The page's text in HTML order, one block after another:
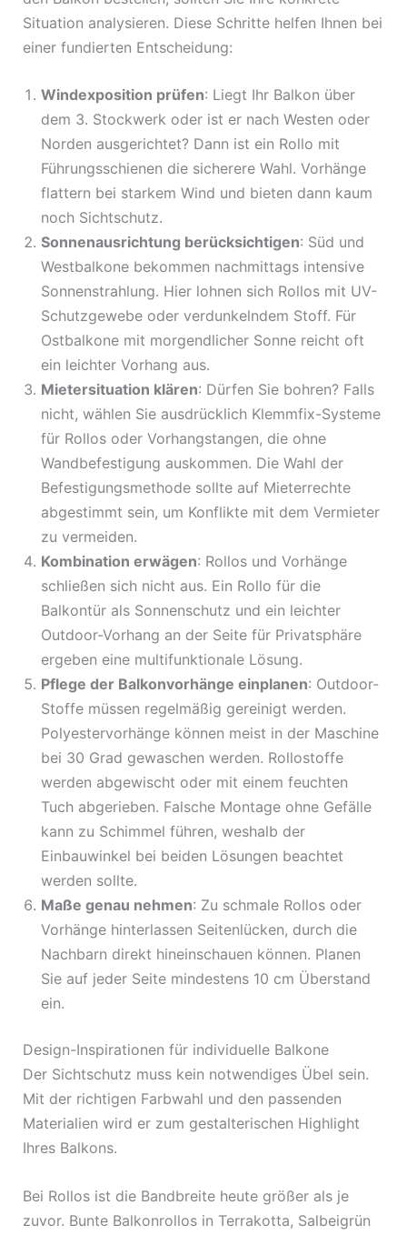
Situation analysieren. Diese Schritte helfen Ihnen bei
einer fundierten Entscheidung:
Windexposition prüfen: Liegt Ihr Balkon über
dem 3. Stockwerk oder ist er nach Westen oder
Norden ausgerichtet? Dann ist ein Rollo mit
Führungsschienen die sicherere Wahl. Vorhänge
flattern bei starkem Wind und bieten dann kaum
noch Sichtschutz.
Sonnenausrichtung berücksichtigen: Süd und
Westbalkone bekommen nachmittags intensive
Sonnenstrahlung. Hier lohnen sich Rollos mit UV-
Schutzgewebe oder verdunkelndem Stoff. Für
Ostbalkone mit morgendlicher Sonne reicht oft
ein leichter Vorhang aus.
Mietersituation klären: Dürfen Sie bohren? Falls
nicht, wählen Sie ausdrücklich Klemmfix-Systeme
für Rollos oder Vorhangstangen, die ohne
Wandbefestigung auskommen. Die Wahl der
Befestigungsmethode sollte auf Mieterrechte
abgestimmt sein, um Konflikte mit dem Vermieter
zu vermeiden.
Kombination erwägen: Rollos und Vorhänge
schließen sich nicht aus. Ein Rollo für die
Balkontür als Sonnenschutz und ein leichter
Outdoor-Vorhang an der Seite für Privatsphäre
ergeben eine multifunktionale Lösung.
Pflege der Balkonvorhänge einplanen: Outdoor-
Stoffe müssen regelmäßig gereinigt werden.
Polyestervorhänge können meist in der Maschine
bei 30 Grad gewaschen werden. Rollostoffe
werden abgewischt oder mit einem feuchten
Tuch abgerieben. Falsche Montage ohne Gefälle
kann zu Schimmel führen, weshalb der
Einbauwinkel bei beiden Lösungen beachtet
werden sollte.
Maße genau nehmen: Zu schmale Rollos oder
Vorhänge hinterlassen Seitenlücken, durch die
Nachbarn direkt hineinschauen können. Planen
Sie auf jeder Seite mindestens 10 cm Überstand
ein.
Design-Inspirationen für individuelle Balkone
Der Sichtschutz muss kein notwendiges Übel sein.
Mit der richtigen Farbwahl und den passenden
Materialien wird er zum gestalterischen Highlight
Ihres Balkons.
Bei Rollos ist die Bandbreite heute größer als je
zuvor. Bunte Balkonrollos in Terrakotta, Salbeigrün